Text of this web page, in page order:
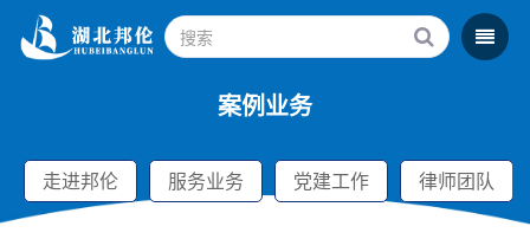
案例业务
走进邦伦 服务业务 党建工作 律师团队